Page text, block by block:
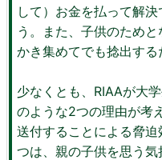
して）お金を払って解
う。また、子供のため
かき集めてでも捻出する
少なくとも、RIAAが大
のような2つの理由が考
送付することによる脅
つは、親の子供を思う